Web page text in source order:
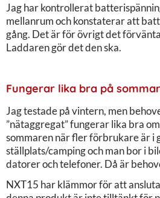
Jag har kontrollerat
mellanrum och konstaterar att
gång. Det är för övrigt det
Laddaren gör det den ska.
Fungerar lika bra på
Jag testade på vintern, men
”nätaggregat” fungerar lika bra
sommaren när fler förbrukare är i
ställplats/camping och man bor i
datorer och telefoner. Då är
NXT15 har klämmor för att